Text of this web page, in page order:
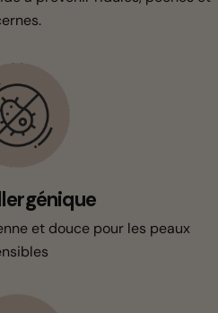
et douce pour les peaux